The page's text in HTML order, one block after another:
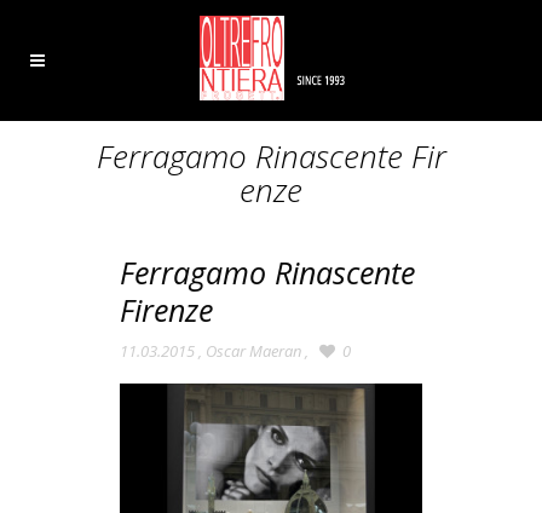
Ferragamo Rinascente Fir
enze
Ferragamo Rinascente
Firenze
11.03.2015, Oscar Maeran, 0